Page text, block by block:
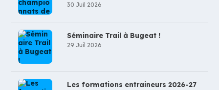
30 Juil 2026
Séminaire Trail à Bugeat !
29 Juil 2026
Les formations entraineurs 2026-27